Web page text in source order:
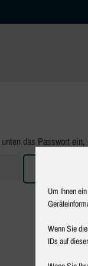
Um Ihnen
Wenn Sie
IDs auf
das Passwort